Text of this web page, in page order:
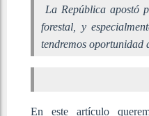
La República apostó
forestal, y
tendremos oportunidad
En este artículo